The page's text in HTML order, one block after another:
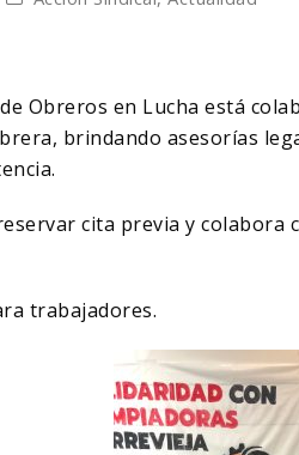
Obreros en Lucha está
brindando asesorías
cita previa y colabora
trabajadores.